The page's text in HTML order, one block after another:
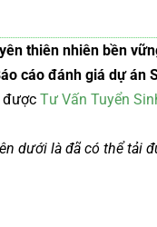
thiên nhiên bền
cáo đánh giá dự án
được Tư Vấn Tuyển
dưới là đã có thể tải